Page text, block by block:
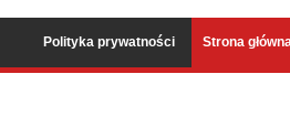
Polityka prywatności Strona